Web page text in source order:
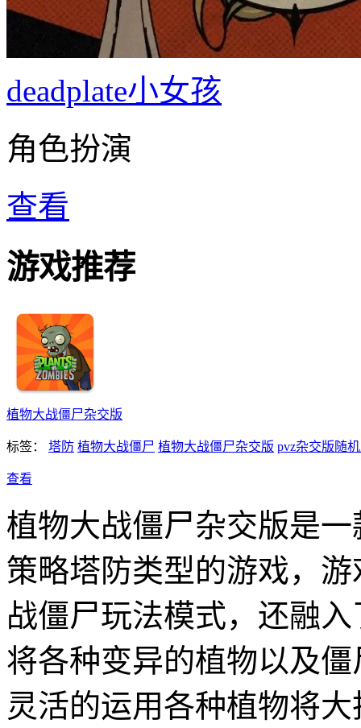
deadplate小女孩
角色扮演
查看
游戏推荐
植物大战僵尸杂交版
标签： 塔防 植物大战僵尸 植物大战僵尸杂交版 pvz杂交版随
查看
植物大战僵尸杂交版是
策略塔防类型的游戏，
战僵尸玩法模式，还融
将各种变异的植物以及
灵活的运用各种植物将